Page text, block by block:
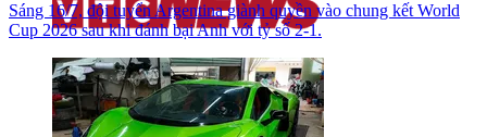
Sáng 16/7, đội tuyển Argentina giành quyền vào chung kết World
Cup 2026 sau khi đánh bại Anh với tỷ số 2-1.